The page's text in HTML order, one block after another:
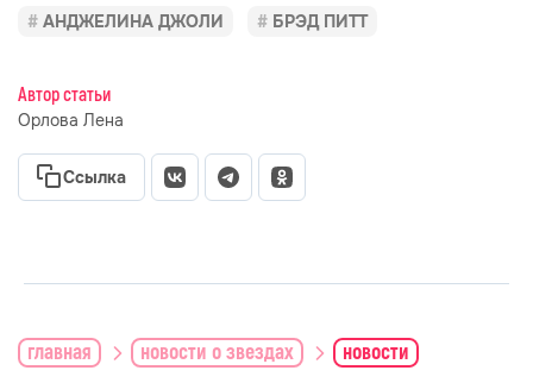
АНДЖЕЛИНА ДЖОЛИ БРЭД ПИТТ
Автор статьи
Орлова Лена
Ссылка
главная новости о звездах новости